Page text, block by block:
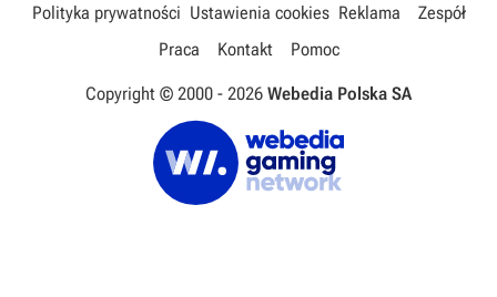
Polityka prywatności Ustawienia cookies Reklama
Zespół
Praca
Kontakt Pomoc
Copyright © 2000 - 2026 Webedia Polska SA